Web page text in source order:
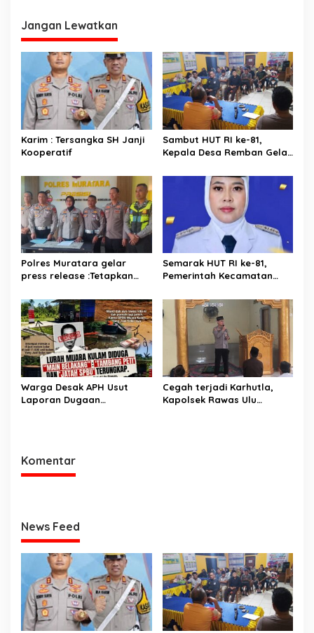
Jangan Lewatkan
Karim : Tersangka SH Janji
Kooperatif
Sambut HUT RI ke-81,
Kepala Desa Remban Gelar
Panitia
Polres Muratara gelar
press release :Tetapkan
Tersangka Kecelakaan
Maut antara Bus ALS dan
Tangki BBM Tewaskan 19
Orang
Semarak HUT RI ke-81,
Pemerintah Kecamatan
Lomba
Warga Desak APH Usut
Laporan Dugaan
Cegah terjadi Karhutla,
Kapolsek Rawas Ulu
Komentar
News Feed